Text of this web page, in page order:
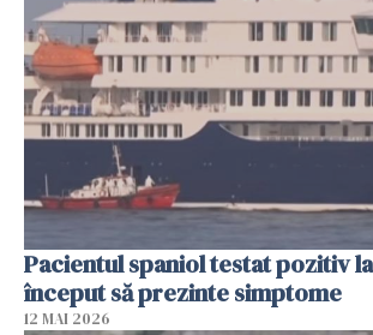
Pacientul spaniol testat pozitiv
început să prezinte simptome
12 MAI 2026